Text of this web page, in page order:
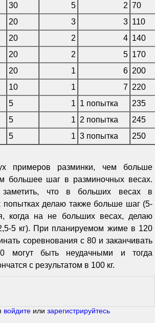
30 5 2 70
20 3 3 110
20 2 4 140
20 2 5 170
20 1 6 200
10 1 7 220
5 1 1 попытка
235
5 1 2 попытка
245
5 1 3 попытка 250
примеров разминки, чем больше
большее шаг в разминочных весах.
что в больших весах в
попытках делаю также больше шаг (5-
когда на не больших весах, делаю
5 кг). При планируемом жиме в 120
соревнования с 80 и заканчивать
могут быть неудачными и тогда
с результатом в 100 кг.
войдите или зарегистрируйтесь